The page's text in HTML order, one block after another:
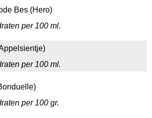
Bes (Hero)
per 100 ml.
per 100 ml.
per 100 gr.